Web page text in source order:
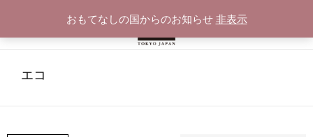
おもてなしの国からのお知らせ 非表示
エコ